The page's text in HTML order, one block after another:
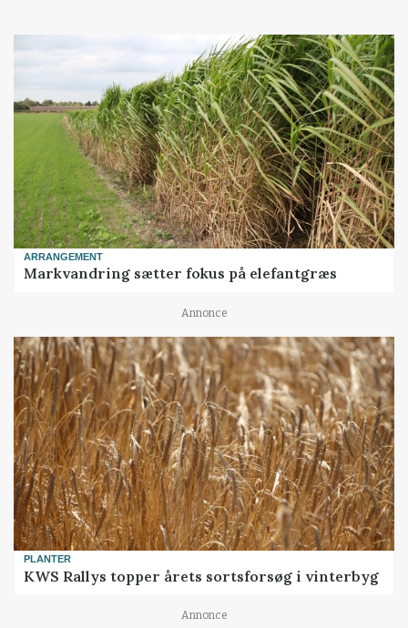
ARRANGEMENT
Markvandring sætter fokus på elefantgræs
Annonce
PLANTER
KWS Rallys topper årets sortsforsøg i vinterbyg
Annonce